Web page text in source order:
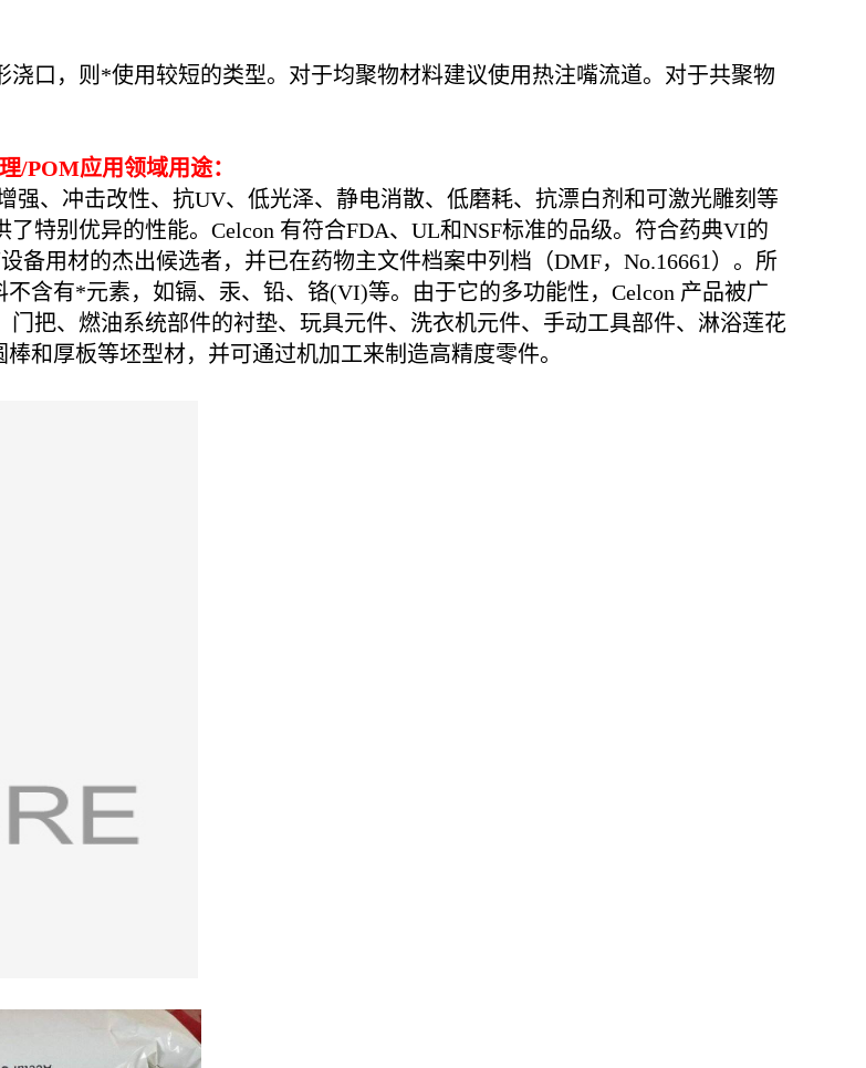
口，则*使用较短的类型。对于均聚物材料建议使用热注嘴流道。对于共聚物
/POM应用领域用途：
强、冲击改性、抗UV、低光泽、静电消散、低磨耗、抗漂白剂和可激光雕刻等
特别优异的性能。Celcon 有符合FDA、UL和NSF标准的品级。符合药典VI的
用材的杰出候选者，并已在药物主文件档案中列档（DMF，No.16661）。所
含有*元素，如镉、汞、铅、铬(VI)等。由于它的多功能性，Celcon 产品被广
把、燃油系统部件的衬垫、玩具元件、洗衣机元件、手动工具部件、淋浴莲花
和厚板等坯型材，并可通过机加工来制造高精度零件。